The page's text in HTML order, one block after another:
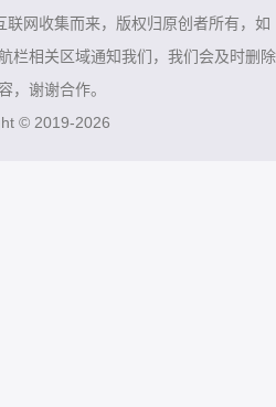
网收集而来，版权归原创者所有，如
栏相关区域通知我们，我们会及时删除
，谢谢合作。
© 2019-2026